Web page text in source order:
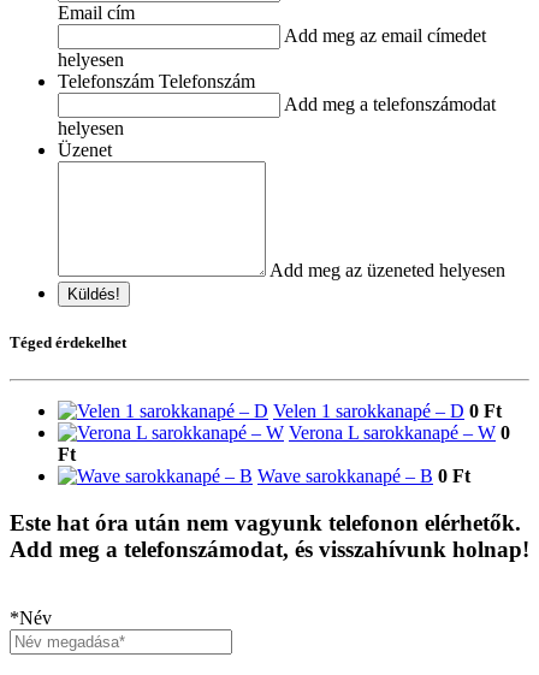
Email cím
Add meg az email címedet
helyesen
Telefonszám Telefonszám
Add meg a telefonszámodat
helyesen
Üzenet
Add meg az üzeneted helyesen
Küldés!
Téged érdekelhet
Velen 1 sarokkanapé – D 0 Ft
Verona L sarokkanapé – W 0
Ft
Wave sarokkanapé – B 0 Ft
Este hat óra után nem vagyunk telefonon elérhetők.
Add meg a telefonszámodat, és visszahívunk holnap!
*Név